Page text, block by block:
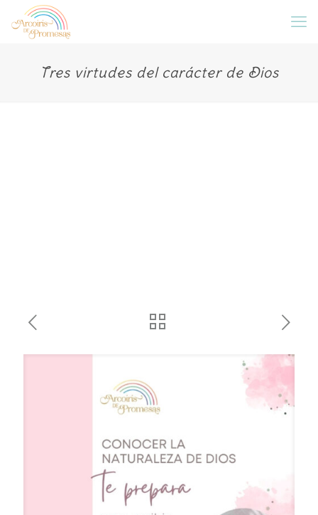
Tres virtudes del carácter de Dios